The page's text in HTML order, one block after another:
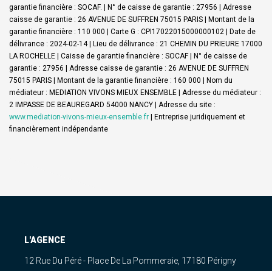
garantie financière : SOCAF. | N° de caisse de garantie : 27956 | Adresse
caisse de garantie : 26 AVENUE DE SUFFREN 75015 PARIS | Montant de la
garantie financière : 110 000 | Carte G : CPI17022015000000102 | Date de
délivrance : 2024-02-14 | Lieu de délivrance : 21 CHEMIN DU PRIEURE 17000
LA ROCHELLE | Caisse de garantie financière : SOCAF | N° de caisse de
garantie : 27956 | Adresse caisse de garantie : 26 AVENUE DE SUFFREN
75015 PARIS | Montant de la garantie financière : 160 000 | Nom du
médiateur : MEDIATION VIVONS MIEUX ENSEMBLE | Adresse du médiateur :
2 IMPASSE DE BEAUREGARD 54000 NANCY | Adresse du site :
www.mediation-vivons-mieux-ensemble.fr | Entreprise juridiquement et
financièrement indépendante
L'AGENCE
12 Rue Du Péré - Place De La Pommeraie, 17180 Périgny